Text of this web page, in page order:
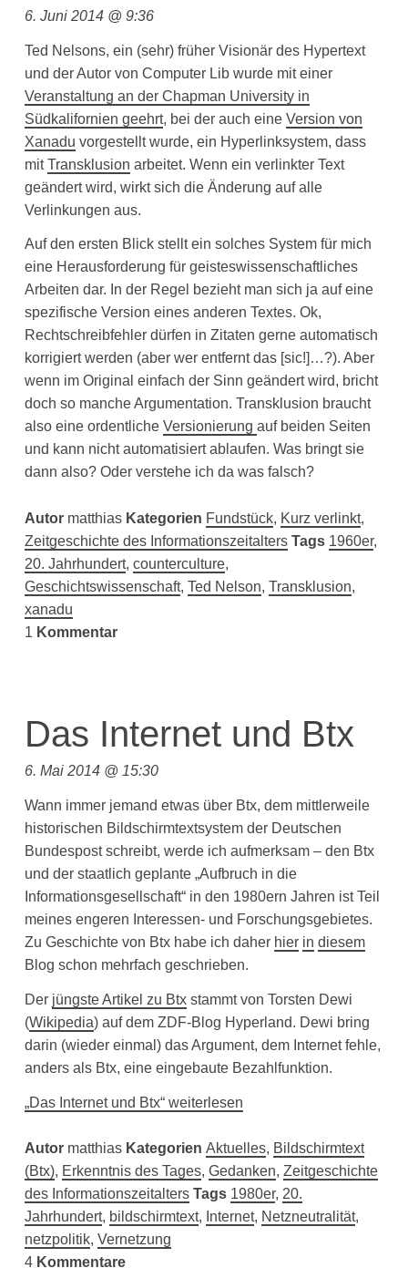
6. Juni 2014 @ 9:36
Ted Nelsons, ein (sehr) früher Visionär des Hypertext
und der Autor von Computer Lib wurde mit einer
Veranstaltung an der Chapman University in
Südkalifornien geehrt, bei der auch eine Version von
Xanadu vorgestellt wurde, ein Hyperlinksystem, dass
mitTransklusion arbeitet. Wenn ein verlinkter Text
geändert wird, wirkt sich die Änderung auf alle
Verlinkungen aus.
Auf den ersten Blick stellt ein solches System für mich
eine Herausforderung für geisteswissenschaftliches
Arbeiten dar. In der Regel bezieht man sich ja auf eine
spezifische Version eines anderen Textes. Ok,
Rechtschreibfehler dürfen in Zitaten gerne automatisch
korrigiert werden (aber wer entfernt das [sic!]…?). Aber
wenn im Original einfach der Sinn geändert wird, bricht
doch so manche Argumentation. Transklusion braucht
also eine ordentliche Versionierung auf beiden Seiten
und kann nicht automatisiert ablaufen. Was bringt sie
dann also? Oder verstehe ich da was falsch?
Autor matthias Kategorien Fundstück, Kurz verlinkt,
Zeitgeschichte des Informationszeitalters Tags 1960er,
20. Jahrhundert, counterculture,
Geschichtswissenschaft, Ted Nelson, Transklusion,
xanadu
1 Kommentar
Das Internet und Btx
6. Mai 2014 @ 15:30
Wann immer jemand etwas über Btx, dem mittlerweile
historischen Bildschirmtextsystem der Deutschen
Bundespost schreibt, werde ich aufmerksam – den Btx
und der staatlich geplante „Aufbruch in die
Informationsgesellschaft“ in den 1980ern Jahren ist Teil
meines engeren Interessen- und Forschungsgebietes.
Zu Geschichte von Btx habe ich daher hier in diesem
Blog schon mehrfach geschrieben.
Der jüngste Artikel zu Btxstammt von Torsten Dewi
(Wikipedia) auf dem ZDF-Blog Hyperland. Dewi bring
darin (wieder einmal) das Argument, dem Internet fehle,
anders als Btx, eine eingebaute Bezahlfunktion.
„Das Internet und Btx“ weiterlesen
Autor matthias Kategorien Aktuelles, Bildschirmtext
(Btx), Erkenntnis des Tages, Gedanken, Zeitgeschichte
des Informationszeitalters Tags 1980er, 20.
Jahrhundert, bildschirmtext, Internet, Netzneutralität,
netzpolitik, Vernetzung
4Kommentare